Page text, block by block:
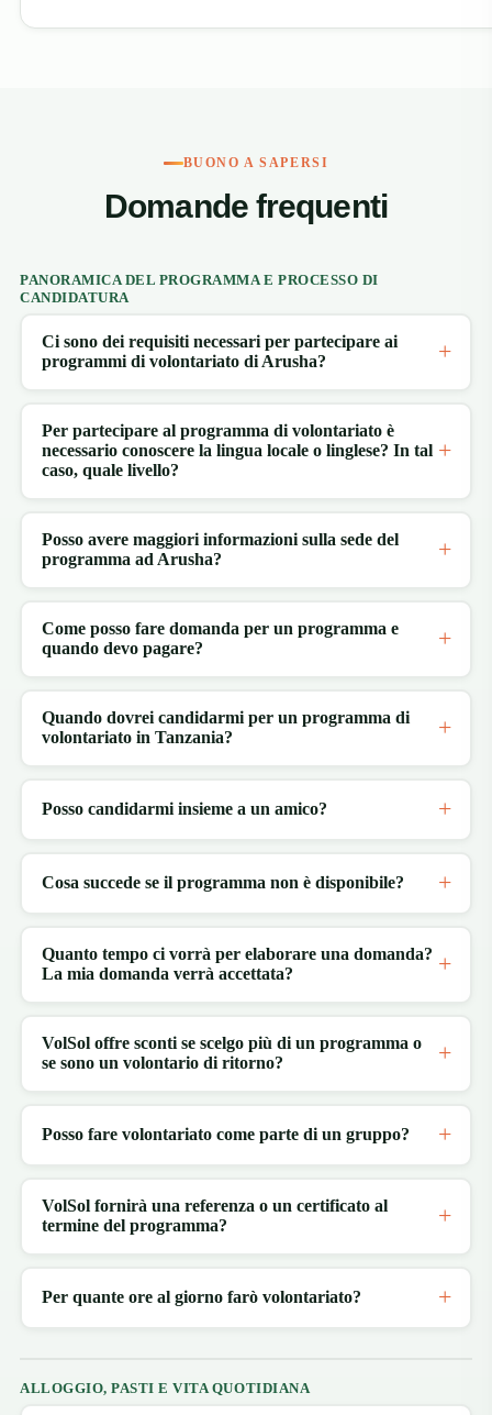
BUONO A SAPERSI
Domande frequenti
PANORAMICA DEL PROGRAMMA E PROCESSO DI
CANDIDATURA
Ci sono dei requisiti necessari per partecipare ai
programmi di volontariato di Arusha?
Per partecipare al programma di volontariato è
necessario conoscere la lingua locale o linglese? In tal
caso, quale livello?
Posso avere maggiori informazioni sulla sede del
programma ad Arusha?
Come posso fare domanda per un programma e
quando devo pagare?
Quando dovrei candidarmi per un programma di
volontariato in Tanzania?
Posso candidarmi insieme a un amico?
Cosa succede se il programma non è disponibile?
Quanto tempo ci vorrà per elaborare una domanda?
La mia domanda verrà accettata?
VolSol offre sconti se scelgo più di un programma o
se sono un volontario di ritorno?
Posso fare volontariato come parte di un gruppo?
VolSol fornirà una referenza o un certificato al
termine del programma?
Per quante ore al giorno farò volontariato?
ALLOGGIO, PASTI E VITA QUOTIDIANA